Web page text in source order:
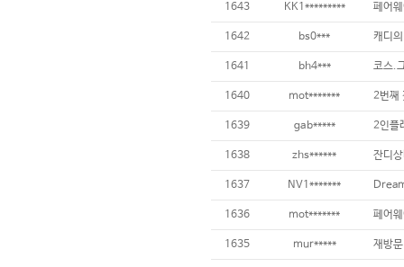
1643 KK1********* 페어
1642 bs0***
1641 bh4***
1640 mot******* 2번째
1639 gab*****
1638 zhs******
1637 NV1*******
1636 mot*******
1635 mur*****